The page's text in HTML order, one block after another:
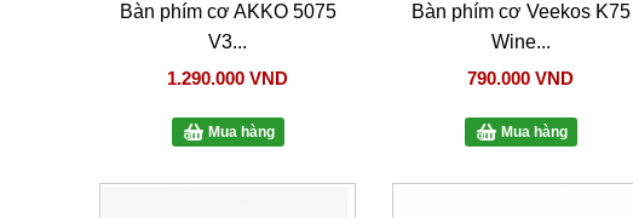
Bàn phím cơ AKKO 5075
V3...
1.290.000 VND
Mua hàng
Bàn phím cơ Veekos K75
Wine...
790.000 VND
Mua hàng